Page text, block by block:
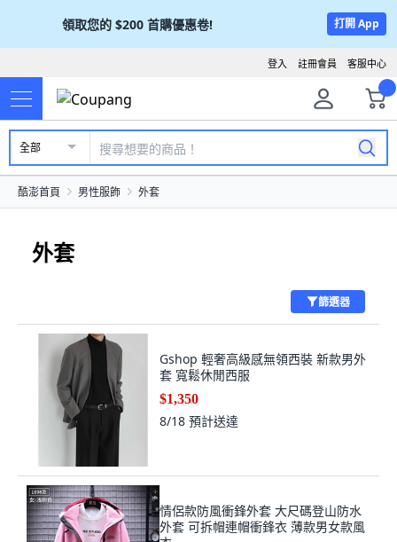
領取您的 $200 首購優惠卷! 打開 App
客服中心
註冊會員
登入
全部
酷澎首頁 男性服飾 外套
外套
篩選器
Gshop 輕奢高級感無領西裝 新款男外
套 寬鬆休閒西服
$1,350
8/18 預計送達
情侶款防風衝鋒外套 大尺碼登山防水
外套 可拆帽連帽衝鋒衣 薄款男女款風